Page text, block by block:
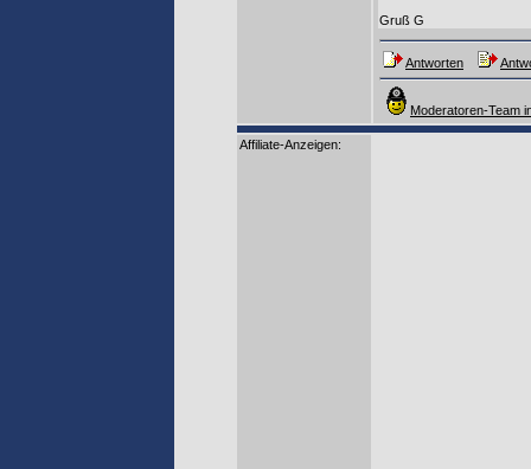
Gruß G
Antworten
Moderatoren-Team
Affiliate-Anzeigen: